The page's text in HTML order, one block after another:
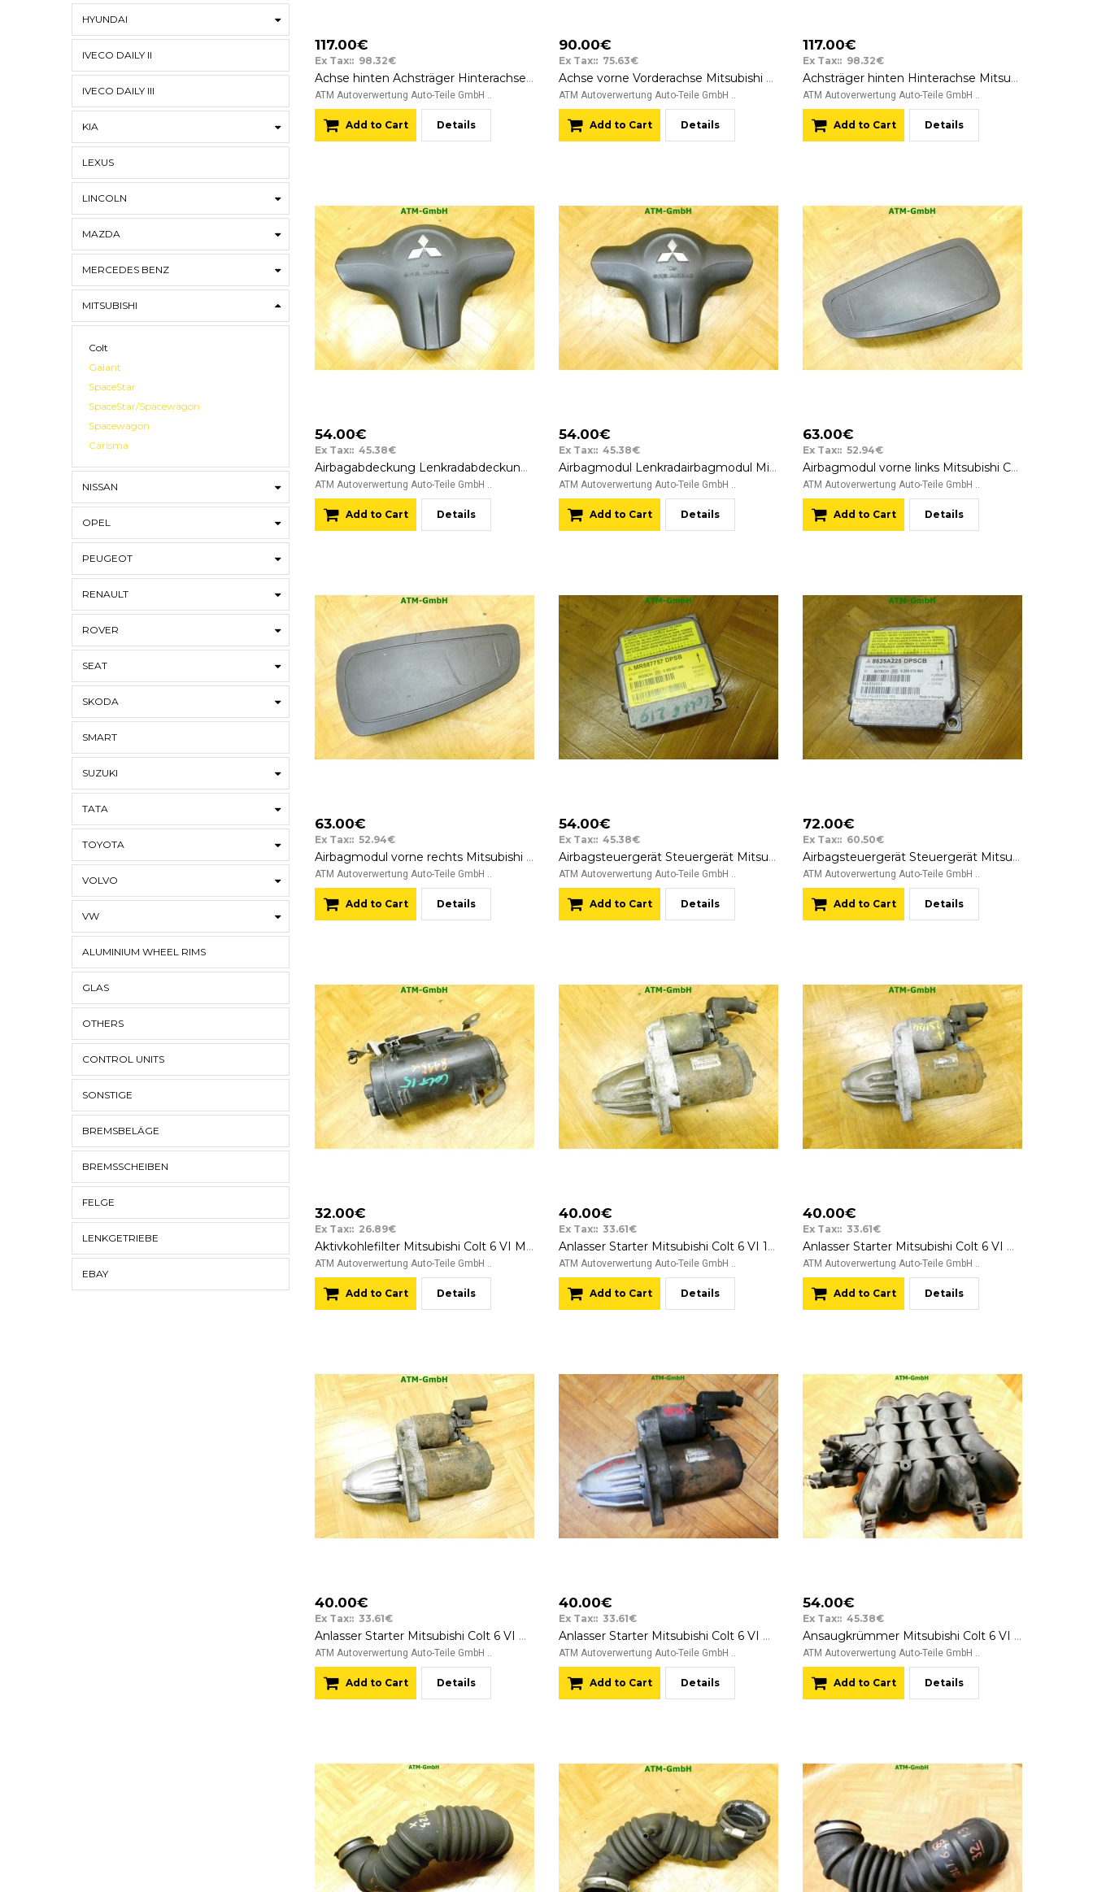
HYUNDAI
IVECO DAILY II
IVECO DAILY III
KIA
LEXUS
LINCOLN
MAZDA
MERCEDES BENZ
MITSUBISHI
Colt
Galant
SpaceStar
SpaceStar/Spacewagon
Spacewagon
Carisma
NISSAN
OPEL
PEUGEOT
RENAULT
ROVER
SEAT
SKODA
SMART
SUZUKI
TATA
TOYOTA
VOLVO
VW
ALUMINIUM WHEEL RIMS
GLAS
OTHERS
CONTROL UNITS
SONSTIGE
BREMSBELÄGE
BREMSSCHEIBEN
FELGE
LENKGETRIEBE
EBAY
117.00€
Ex Tax:: 98.32€
Achse hinten Achsträger Hinterachse Mitsubishi Colt 6 VI 3 türig
ATM Autoverwertung Auto-Teile GmbH ..
Add to Cart Details
90.00€
Ex Tax:: 75.63€
Achse vorne Vorderachse Mitsubishi Colt 6 VI
ATM Autoverwertung Auto-Teile GmbH ..
Add to Cart Details
117.00€
Ex Tax:: 98.32€
Achsträger hinten Hinterachse Mitsubishi Colt 6 VI 3 türig
ATM Autoverwertung Auto-Teile GmbH ..
Add to Cart Details
54.00€
Ex Tax:: 45.38€
Airbagabdeckung Lenkradabdeckung Mitsubishi Colt 6 VI
ATM Autoverwertung Auto-Teile GmbH ..
Add to Cart Details
54.00€
Ex Tax:: 45.38€
Airbagmodul Lenkradairbagmodul Mitsubishi Colt 6 VI
ATM Autoverwertung Auto-Teile GmbH ..
Add to Cart Details
63.00€
Ex Tax:: 52.94€
Airbagmodul vorne links Mitsubishi Colt 6 VI 3 türig PMN108641 Fahrerseite
ATM Autoverwertung Auto-Teile GmbH ..
Add to Cart Details
63.00€
Ex Tax:: 52.94€
Airbagmodul vorne rechts Mitsubishi Colt 6 VI 3 türig PMN108642 Beifahrerseite
ATM Autoverwertung Auto-Teile GmbH ..
Add to Cart Details
54.00€
Ex Tax:: 45.38€
Airbagsteuergerät Steuergerät Mitsubishi Colt 6 VI Bosch 0285001686 MR587757
ATM Autoverwertung Auto-Teile GmbH ..
Add to Cart Details
72.00€
Ex Tax:: 60.50€
Airbagsteuergerät Steuergerät Mitsubishi Colt 6 VI Bosch 8635A225 DPSCB
ATM Autoverwertung Auto-Teile GmbH ..
Add to Cart Details
32.00€
Ex Tax:: 26.89€
Aktivkohlefilter Mitsubishi Colt 6 VI MR993308 A4544700059
ATM Autoverwertung Auto-Teile GmbH ..
Add to Cart Details
40.00€
Ex Tax:: 33.61€
Anlasser Starter Mitsubishi Colt 6 VI 12 v MR994922 M000T45271ZT
ATM Autoverwertung Auto-Teile GmbH ..
Add to Cart Details
40.00€
Ex Tax:: 33.61€
Anlasser Starter Mitsubishi Colt 6 VI MR994922 M000T45271ZT 12V
ATM Autoverwertung Auto-Teile GmbH ..
Add to Cart Details
40.00€
Ex Tax:: 33.61€
Anlasser Starter Mitsubishi Colt 6 VI MR994922 M000T45271ZT 12v
ATM Autoverwertung Auto-Teile GmbH ..
Add to Cart Details
40.00€
Ex Tax:: 33.61€
Anlasser Starter Mitsubishi Colt 6 VI MR994922 M000T45271ZT 12v
ATM Autoverwertung Auto-Teile GmbH ..
Add to Cart Details
54.00€
Ex Tax:: 45.38€
Ansaugkrümmer Mitsubishi Colt 6 VI MN143823
ATM Autoverwertung Auto-Teile GmbH ..
Add to Cart Details